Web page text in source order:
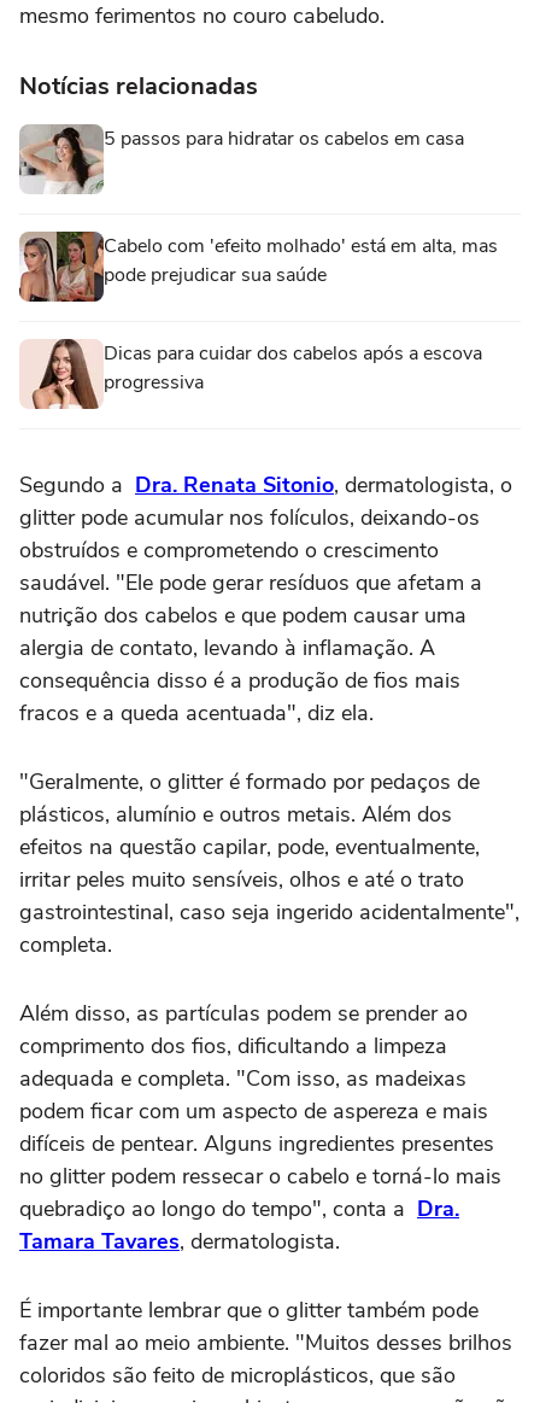
mesmo ferimentos no couro cabeludo.
Notícias relacionadas
5 passos para hidratar os cabelos em casa
Cabelo com 'efeito molhado' está em alta, mas
pode prejudicar sua saúde
Dicas para cuidar dos cabelos após a escova
progressiva
Segundo a Dra. Renata Sitonio, dermatologista, o
glitter pode acumular nos folículos, deixando-os
obstruídos e comprometendo o crescimento
saudável. "Ele pode gerar resíduos que afetam a
nutrição dos cabelos e que podem causar uma
alergia de contato, levando à inflamação. A
consequência disso é a produção de fios mais
fracos e a queda acentuada", diz ela.
"Geralmente, o glitter é formado por pedaços de
plásticos, alumínio e outros metais. Além dos
efeitos na questão capilar, pode, eventualmente,
irritar peles muito sensíveis, olhos e até o trato
gastrointestinal, caso seja ingerido acidentalmente",
completa.
Além disso, as partículas podem se prender ao
comprimento dos fios, dificultando a limpeza
adequada e completa. "Com isso, as madeixas
podem ficar com um aspecto de aspereza e mais
difíceis de pentear. Alguns ingredientes presentes
no glitter podem ressecar o cabelo e torná-lo mais
quebradiço ao longo do tempo", conta a Dra.
Tamara Tavares, dermatologista.
É importante lembrar que o glitter também pode
fazer mal ao meio ambiente. "Muitos desses brilhos
coloridos são feito de microplásticos, que são